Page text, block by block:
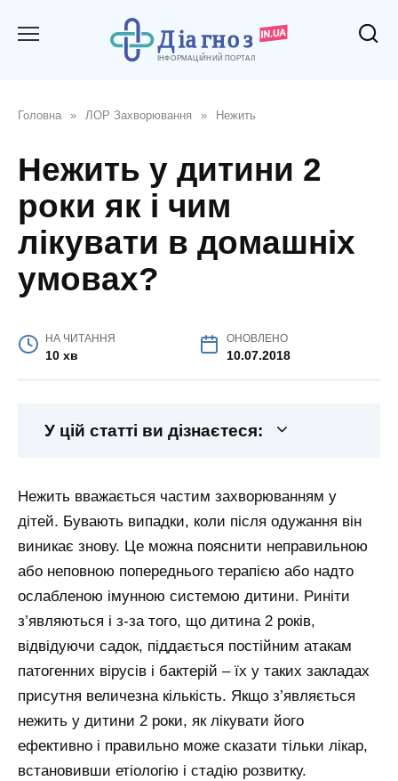
Головна » ЛОР Захворювання » Нежить
Нежить у дитини 2
роки як і чим
лікувати в домашніх
умовах?
НА ЧИТАННЯ
10 хв
ОНОВЛЕНО
10.07.2018
У цій статті ви дізнаєтеся:
Нежить вважається частим захворюванням у
дітей. Бувають випадки, коли після одужання він
виникає знову. Це можна пояснити неправильною
або неповною попереднього терапією або надто
ослабленою імунною системою дитини. Риніти
з’являються і з-за того, що дитина 2 років,
відвідуючи садок, піддається постійним атакам
патогенних вірусів і бактерій – їх у таких закладах
присутня величезна кількість. Якщо з’являється
нежить у дитини 2 роки, як лікувати його
ефективно і правильно може сказати тільки лікар,
встановивши етіологію і стадію розвитку.